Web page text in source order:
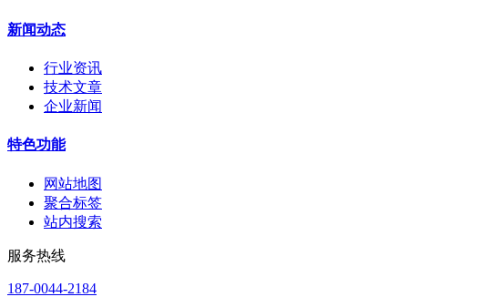
新闻动态
行业资讯
技术文章
企业新闻
特色功能
网站地图
聚合标签
站内搜索
服务热线
187-0044-2184